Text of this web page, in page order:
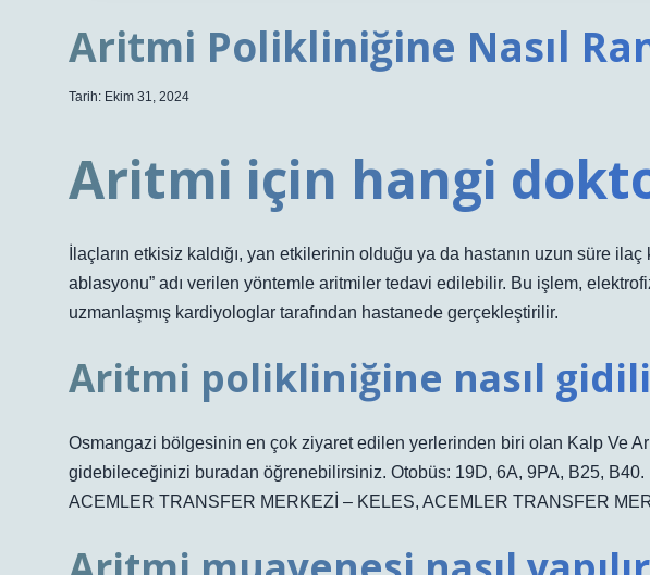
Aritmi Polikliniğine Nasıl
Tarih: Ekim 31, 2024
Aritmi için hangi
İlaçların etkisiz kaldığı, yan etkilerinin olduğu ya da hastanın uzun süre
ablasyonu” adı verilen yöntemle aritmiler tedavi edilebilir. Bu işlem,
uzmanlaşmış kardiyologlar tarafından hastanede gerçekleştirilir.
Aritmi polikliniğine nasıl
Osmangazi bölgesinin en çok ziyaret edilen yerlerinden biri olan Kalp Ve
gidebileceğinizi buradan öğrenebilirsiniz. Otobüs: 19D, 6A, 9PA, B25, B40.
ACEMLER TRANSFER MERKEZİ – KELES, ACEMLER TRANSFER